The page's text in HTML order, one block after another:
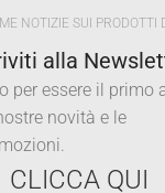
NOTIZIE SUI PRODOTTI
alla
per essere il primo
novità e le
CLICCA QUI